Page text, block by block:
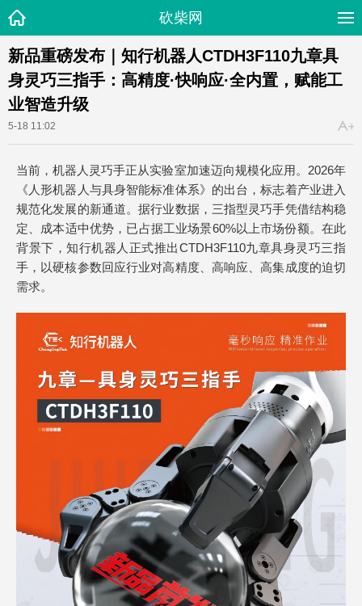
砍柴网
新品重磅发布｜知行机器人CTDH3F110九章具
身灵巧三指手：高精度·快响应·全内置，赋能工
业智造升级
5-18 11:02
当前，机器人灵巧手正从实验室加速迈向规模化应用。2026年
《人形机器人与具身智能标准体系》的出台，标志着产业进入
规范化发展的新通道。据行业数据，三指型灵巧手凭借结构稳
定、成本适中优势，已占据工业场景60%以上市场份额。在此
背景下，知行机器人正式推出CTDH3F110九章具身灵巧三指
手，以硬核参数回应行业对高精度、高响应、高集成度的迫切
需求。